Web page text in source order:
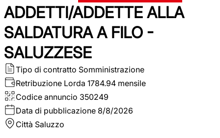
ADDETTI/ADDETTE ALLA
SALDATURA A FILO -
SALUZZESE
Tipo di contratto Somministrazione
Retribuzione Lorda 1784.94 mensile
Codice annuncio 350249
Data di pubblicazione 8/8/2026
Città Saluzzo